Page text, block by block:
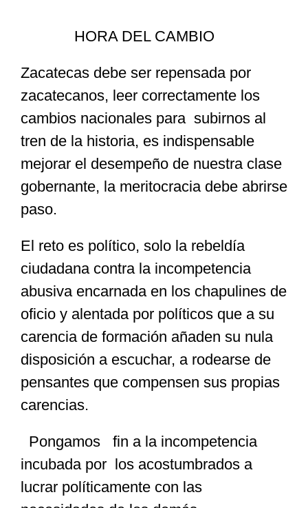
HORA DEL CAMBIO
Zacatecas debe ser repensada por
zacatecanos, leer correctamente los
cambios nacionales para subirnos al
tren de la historia, es indispensable
mejorar el desempeño de nuestra clase
gobernante, la meritocracia debe abrirse
paso.
El reto es político, solo la rebeldía
ciudadana contra la incompetencia
abusiva encarnada en los chapulines de
oficio y alentada por políticos que a su
carencia de formación añaden su nula
disposición a escuchar, a rodearse de
pensantes que compensen sus propias
carencias.
Pongamos fin a la incompetencia
incubada por los acostumbrados a
lucrar políticamente con las